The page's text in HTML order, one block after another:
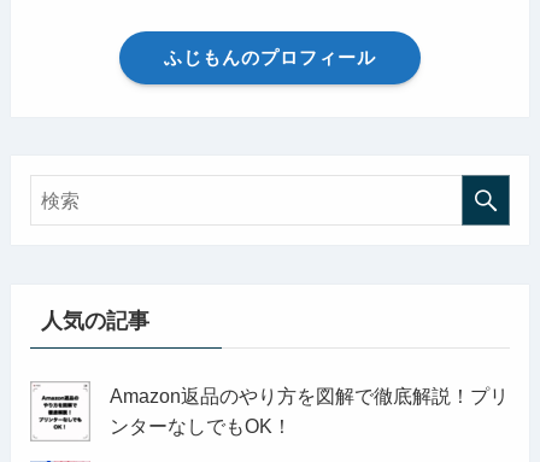
ふじもんのプロフィール
人気の記事
Amazon返品のやり方を図解で徹底解説！プリ
ンターなしでもOK！